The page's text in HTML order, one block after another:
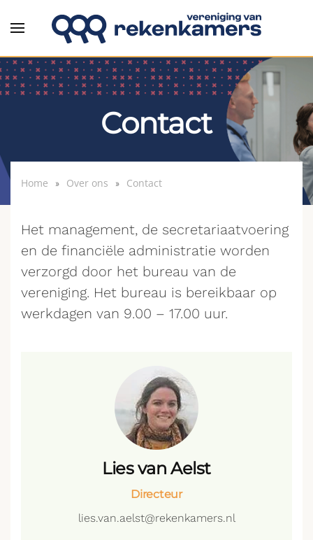
Overslaan en naar de inhoud gaan
Contact
Home Over ons Contact
Het management, de secretariaatvoering
en de financiële administratie worden
verzorgd door het bureau van de
vereniging. Het bureau is bereikbaar op
werkdagen van 9.00 – 17.00 uur.
Lies van Aelst
Directeur
lies.van.aelst@rekenkamers.nl